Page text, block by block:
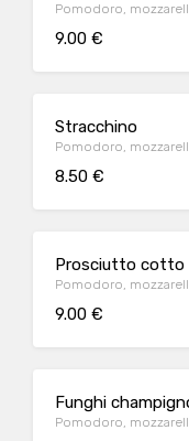
Pomodoro,
9.00 €
Stracchino
Pomodoro,
8.50 €
Prosciutto cotto
Pomodoro,
9.00 €
Funghi
Pomodoro,